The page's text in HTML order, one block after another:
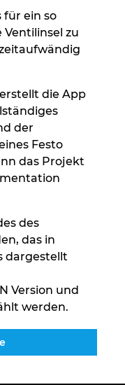
für ein so
zu
die App
der
Festo
das Projekt
des
das in
dargestellt
Version und
werden.